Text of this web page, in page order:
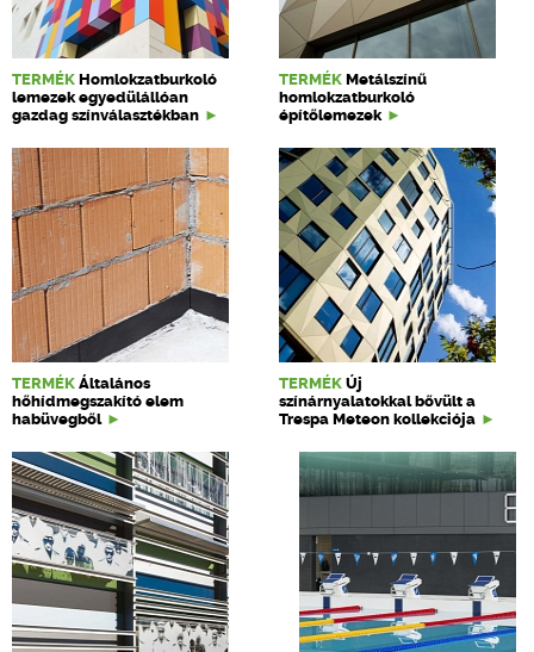
TERMÉK Homlokzatburkoló
lemezek egyedülállóan
gazdag színválasztékban
TERMÉK Metálszínű
homlokzatburkoló
építőlemezek
TERMÉK Általános
hőhídmegszakító elem
habüvegből
TERMÉK Új
színárnyalatokkal bővült a
Trespa Meteon kollekciója